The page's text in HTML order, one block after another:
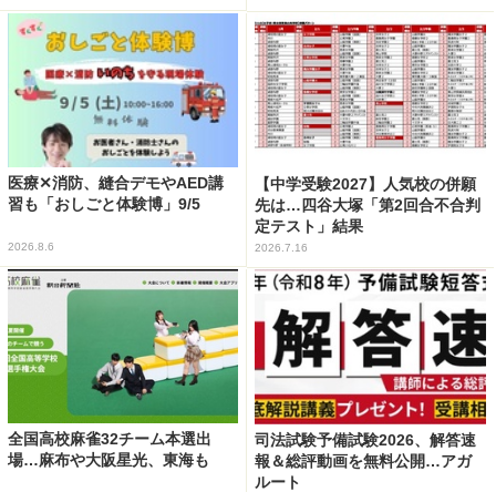
医療✕消防、縫合デモやAED講
習も「おしごと体験博」9/5
2026.8.6
【中学受験2027】人気校の併願
先は…四谷大塚「第2回合不合判
定テスト」結果
2026.7.16
全国高校麻雀32チーム本選出
場…麻布や大阪星光、東海も
司法試験予備試験2026、解答速
報＆総評動画を無料公開…アガ
ルート